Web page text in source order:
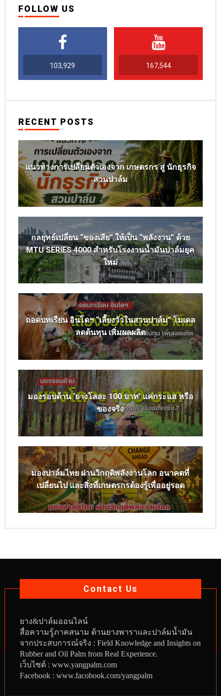
FOLLOW US
103,929 167,544
RECENT POSTS
แนวทางการเปลี่ยนตัวเองจาก เกษตรกร สู่ นักธุรกิจ
สวนปาล์ม
กลยุทธ์เปลี่ยน “ของเสีย” ให้เป็น “พลังงาน” ด้วย
MTU SERIES 4000 สำหรับโรงงานน้ำมันปาล์มยุค
ใหม่
ถอดบทเรียน อินโดฯ “เลี้ยงวัวในสวนปาล์ม” โมเดล
ลดต้นทุน เพิ่มผลผลิต
มองรอบด้าน ‘ยางโลละ 100 บาท’ แค่กระแส หรือ
ของจริง
มองปาล์มไทย ผ่านวิกฤติพลังงานโลก อนาคตที่
เปลี่ยนไป และสิ่งที่เกษตรกรต้องรู้เพื่ออยู่รอด
Contact Us
ยาง&ปาล์มออนไลน์
สื่อความรู้ภาคสนาม ด้านยางพาราและปาล์มน้ำมัน
จากประสบการณ์จริง : Field Knowledge and Insights on
Rubber and Oil Palm from Real Experience.
เว็บไซต์ : www.yangpalm.com
Facebook : www.facobook.com/yangpalm